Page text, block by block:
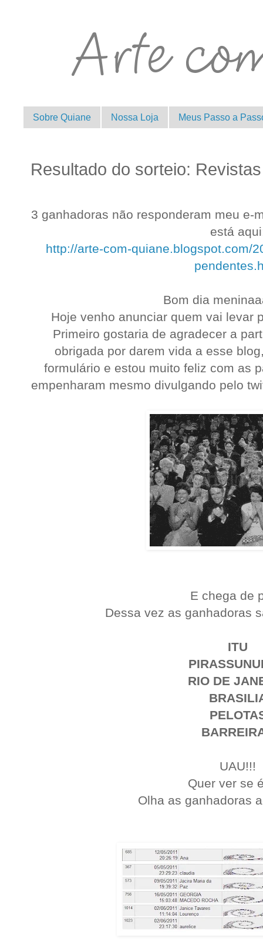
Sobre Quiane Nossa Loja Meus Passo a
Resultado do sorteio:
3 ganhadoras não responderam meu e-
está
http://arte-com-quiane.blogspot.com/
Bom dia
Hoje venho anunciar quem vai levar
Primeiro gostaria de agradecer a
obrigada por darem vida a esse
formulário e estou muito feliz com as
empenharam mesmo divulgando pelo
E chega de
Dessa vez as ganhadoras
ITU
RIO DE
UAU!!!
Quer ver se
Olha as ganhadoras